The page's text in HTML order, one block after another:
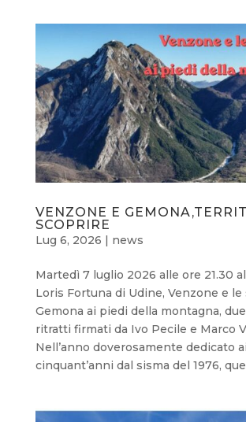
VENZONE E
SCOPRIRE
Lug 6, 2026 | news
Martedì 7 luglio 2026 alle ore 21.30
Loris Fortuna di Udine, Venzone e le
Gemona ai piedi della montagna,
ritratti firmati da Ivo Pecile e Marco
Nell’anno doverosamente dedicato ai
cinquant’anni dal sisma del 1976,